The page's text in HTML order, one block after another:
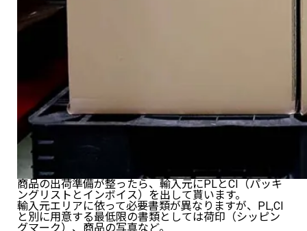
商品の出荷準備が整ったら、輸入元にPLとCI（パッキ
ングリストとインボイス）を出して貰います。
輸入元エリアに依って必要書類が異なりますが、PL,CI
と別に用意する最低限の書類としては荷印（シッピン
グマーク）、商品の写真など。